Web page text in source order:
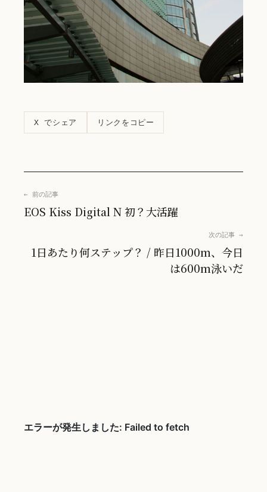
X でシェア リンクをコピー
← 前の記事
EOS Kiss Digital N 初？大活躍
次の記事 →
1日あたり何ステップ？ / 昨日1000m、今日
は600m泳いだ